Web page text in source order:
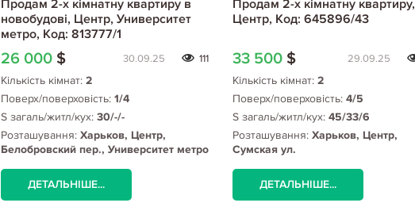
Продам 2-х кімнатну квартиру в
новобудові, Центр, Университет
метро, Код: 813777/1
26 000 $ 30.09.25 111
Кількість кімнат: 2
Поверх/поверховість: 1/4
S загаль/житл/кух: 30/-/-
Розташування: Харьков, Центр,
Белобровский пер., Университет метро
ДЕТАЛЬНІШЕ...
Продам 2-х кімнатну квартиру,
Центр, Код: 645896/43
33 500 $ 29.09.25
Кількість кімнат: 2
Поверх/поверховість: 4/5
S загаль/житл/кух: 45/33/6
Розташування: Харьков, Центр,
Сумская ул.
ДЕТАЛЬНІШЕ...